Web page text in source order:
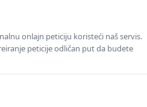
onlajn peticiju koristeći naš servis.
peticije odličan put da budete